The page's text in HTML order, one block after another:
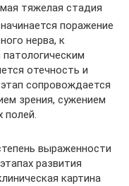
тяжелая стадия
поражение
нерва, к
отечность и
сопровождается
зрения, сужением
полей.
выраженности
развития
картина